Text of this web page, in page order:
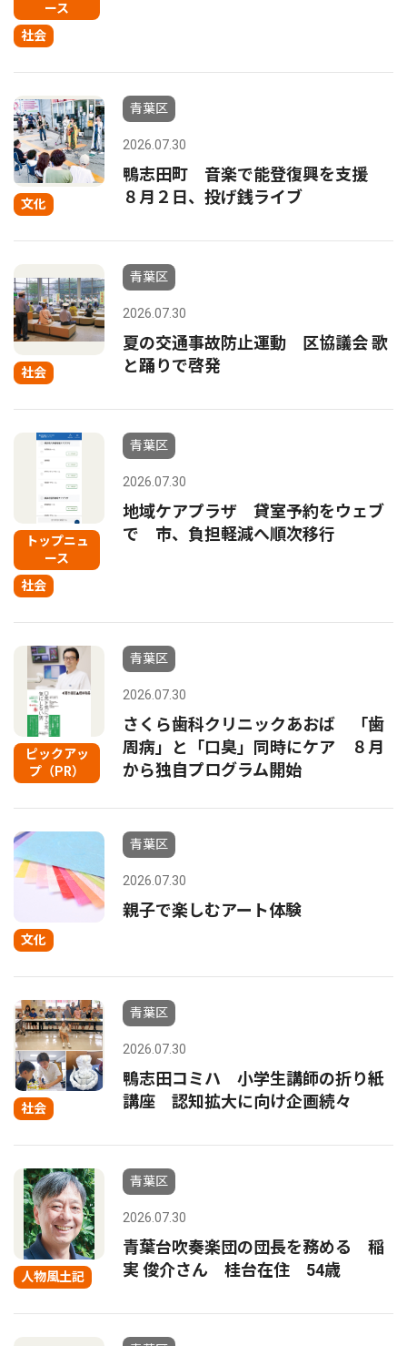
ース
社会
文化
青葉区
2026.07.30
鴨志田町 音楽で能登復興を支援
８月２日、投げ銭ライブ
社会
青葉区
2026.07.30
夏の交通事故防止運動 区協議会 歌
と踊りで啓発
トップニュ
ース
社会
青葉区
2026.07.30
地域ケアプラザ 貸室予約をウェブ
で 市、負担軽減へ順次移行
ピックアッ
プ（PR）
青葉区
2026.07.30
さくら歯科クリニックあおば 「歯
周病」と「口臭」同時にケア ８月
から独自プログラム開始
文化
青葉区
2026.07.30
親子で楽しむアート体験
社会
青葉区
2026.07.30
鴨志田コミハ 小学生講師の折り紙
講座 認知拡大に向け企画続々
人物風土記
青葉区
2026.07.30
青葉台吹奏楽団の団長を務める 稲
実 俊介さん 桂台在住 54歳